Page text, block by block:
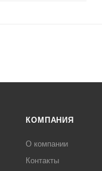
КОМПАНИЯ
О компании
Контакты